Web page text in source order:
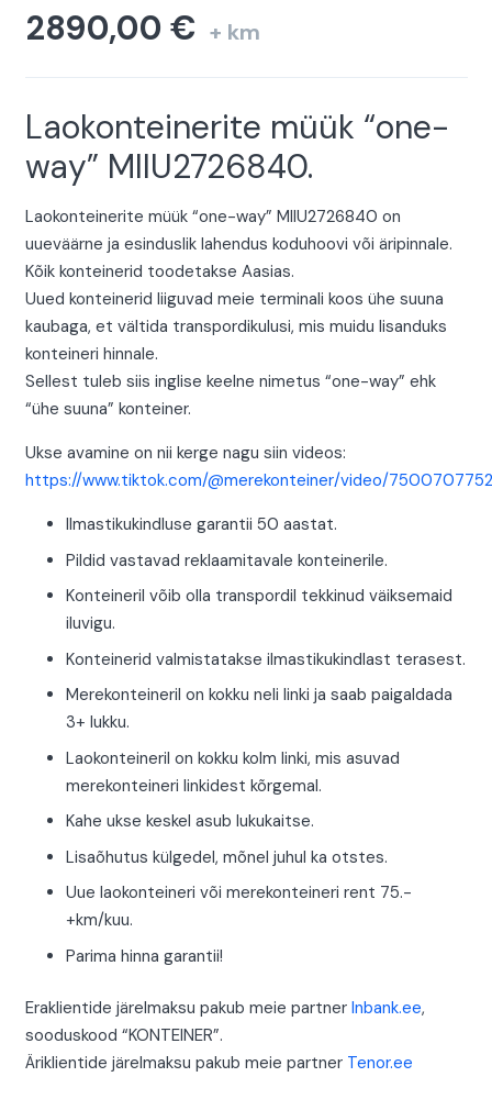
2890,00 € + km
Laokonteinerite müük “one-
way” MIIU2726840.
Laokonteinerite müük “one-way” MIIU2726840 on
uueväärne ja esinduslik lahendus koduhoovi või äripinnale.
Kõik konteinerid toodetakse Aasias.
Uued konteinerid liiguvad meie terminali koos ühe suuna
kaubaga, et vältida transpordikulusi, mis muidu lisanduks
konteineri hinnale.
Sellest tuleb siis inglise keelne nimetus “one-way” ehk
“ühe suuna” konteiner.
Ukse avamine on nii kerge nagu siin videos:
https://www.tiktok.com/@merekonteiner/video/
Ilmastikukindluse garantii 50 aastat.
Pildid vastavad reklaamitavale konteinerile.
Konteineril võib olla transpordil tekkinud väiksemaid
iluvigu.
Konteinerid valmistatakse ilmastikukindlast terasest.
Merekonteineril on kokku neli linki ja saab paigaldada
3+ lukku.
Laokonteineril on kokku kolm linki, mis asuvad
merekonteineri linkidest kõrgemal.
Kahe ukse keskel asub lukukaitse.
Lisaõhutus külgedel, mõnel juhul ka otstes.
Uue laokonteineri või merekonteineri rent 75.-
+km/kuu.
Parima hinna garantii!
Eraklientide järelmaksu pakub meie partner Inbank.ee,
sooduskood “KONTEINER”.
Äriklientide järelmaksu pakub meie partner Tenor.ee